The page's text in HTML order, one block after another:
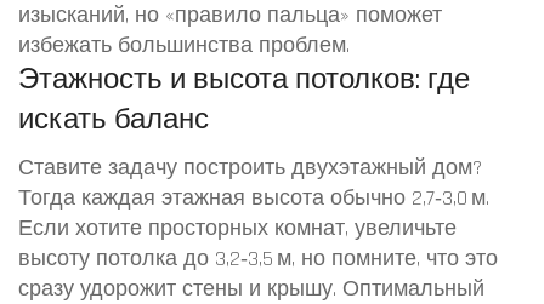
изысканий, но «правило пальца» поможет
избежать большинства проблем.
Этажность и высота потолков: где
искать баланс
Ставите задачу построить двухэтажный дом?
Тогда каждая этажная высота обычно 2,7‑3,0 м.
Если хотите просторных комнат, увеличьте
высоту потолка до 3,2‑3,5 м, но помните, что это
сразу удорожит стены и крышу. Оптимальный